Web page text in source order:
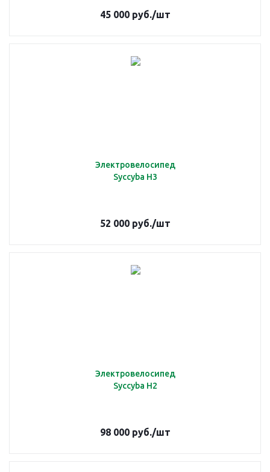
45 000 руб./шт
Электровелосипед
Syccyba H3
52 000 руб./шт
Электровелосипед
Syccyba H2
98 000 руб./шт